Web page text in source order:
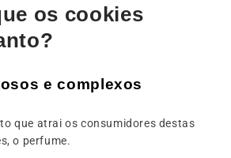
os cookies
e complexos
que atrai os consumidores destas
o perfume.